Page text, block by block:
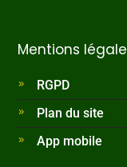
Mentions
RGPD
Plan du site
App mobile